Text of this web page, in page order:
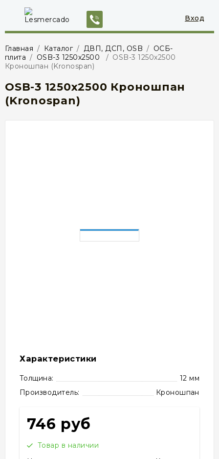
Вход
Главная / Каталог / ДВП, ДСП, OSB / ОСБ-
плита / OSB-3 1250х2500 / OSB-3 1250х2500
Кроношпан (Kronospan)
OSB-3 1250х2500 Кроношпан
(Kronospan)
Характеристики
Толщина:
12 мм
Производитель:
Кроношпан
746 руб
Товар в наличии